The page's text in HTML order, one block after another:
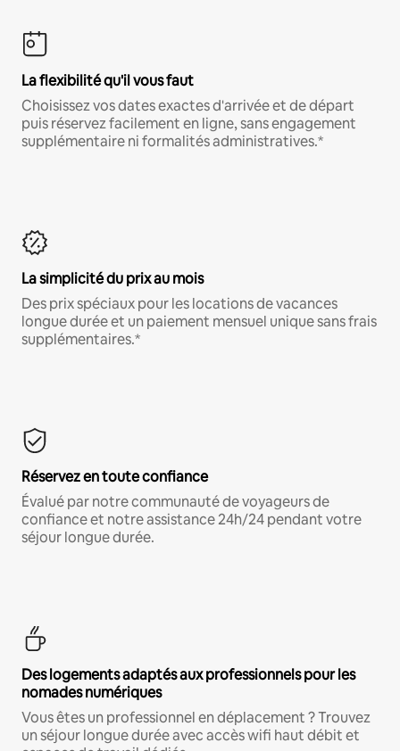
La flexibilité qu'il vous faut
Choisissez vos dates exactes d'arrivée et de départ
puis réservez facilement en ligne, sans engagement
supplémentaire ni formalités administratives.*
La simplicité du prix au mois
Des prix spéciaux pour les locations de vacances
longue durée et un paiement mensuel unique sans frais
supplémentaires.*
Réservez en toute confiance
Évalué par notre communauté de voyageurs de
confiance et notre assistance 24h/24 pendant votre
séjour longue durée.
Des logements adaptés aux professionnels pour les
nomades numériques
Vous êtes un professionnel en déplacement ? Trouvez
un séjour longue durée avec accès wifi haut débit et